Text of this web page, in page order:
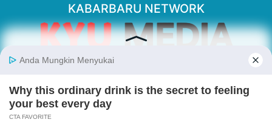
KABARBARU NETWORK
Kabarbaru.co menyajikan berita aktual dan
inspiratif dari sudut pandang berbaik sangka